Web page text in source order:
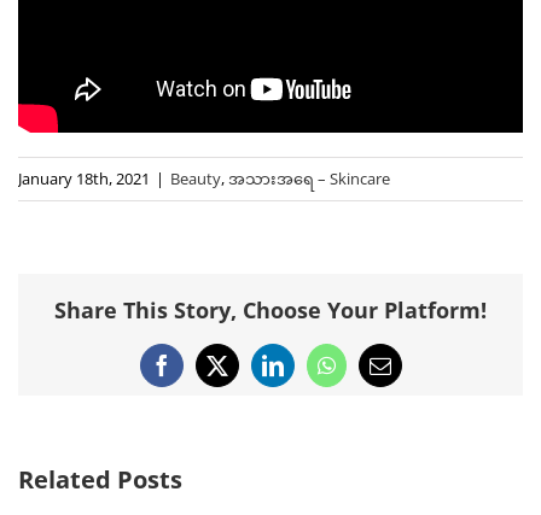
January 18th, 2021 | Beauty,အသားအရေ – Skincare
Share This Story, Choose Your Platform!
Facebook
X LinkedInWhatsApp
Email
Related Posts